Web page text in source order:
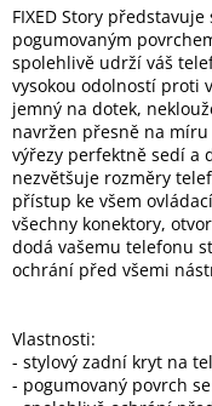
notebooky
Elektronika
Domácnost
%
Black
Friday
Akční
zboží
FIXED Story
pogumovaným
spolehlivě udrží váš
vysokou odolností proti
jemný na dotek,
navržen přesně na
výřezy perfektně sedí a
nezvětšuje rozměry
přístup ke všem
všechny konektory,
dodá vašemu telefonu
ochrání před všemi
Vlastnosti:
- stylový zadní kryt na
- pogumovaný povrch